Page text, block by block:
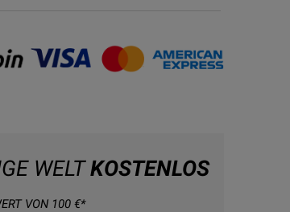
WELTKOSTENLOS
VON 100 €*